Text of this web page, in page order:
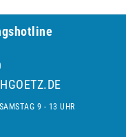
9 - 13 UHR